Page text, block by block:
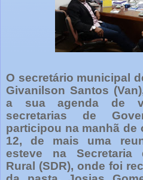
O secretário municipal
Givanilson Santos
a sua agenda de
secretarias de
participou na manhã de
12, de mais uma
esteve na Secretaria
Rural (SDR), onde foi